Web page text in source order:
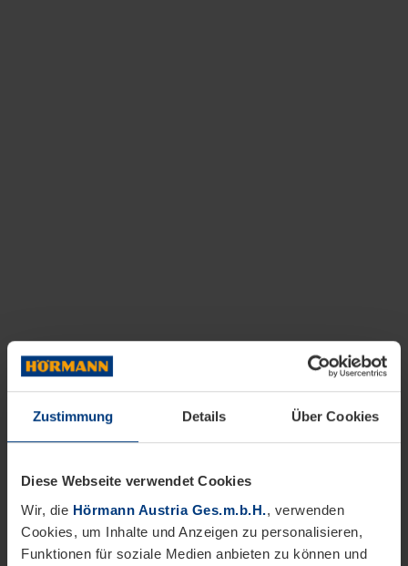
Zustimmung Details Über Cookies
Diese Webseite verwendet Cookies
Wir, die Hörmann Austria Ges.m.b.H., verwenden
Cookies, um Inhalte und Anzeigen zu personalisieren,
Funktionen für soziale Medien anbieten zu können und